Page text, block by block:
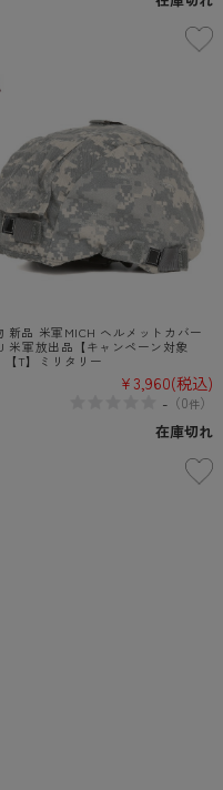
新品 米軍MICH ヘルメットカバー
米軍放出品【キャンペーン対象
【T】ミリタリー
¥3,960(税込)
- （0件）
在庫切れ